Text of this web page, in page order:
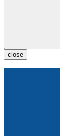
close